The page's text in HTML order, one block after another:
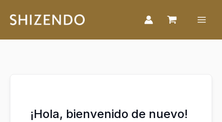
¡Hola, bienvenido de nuevo!